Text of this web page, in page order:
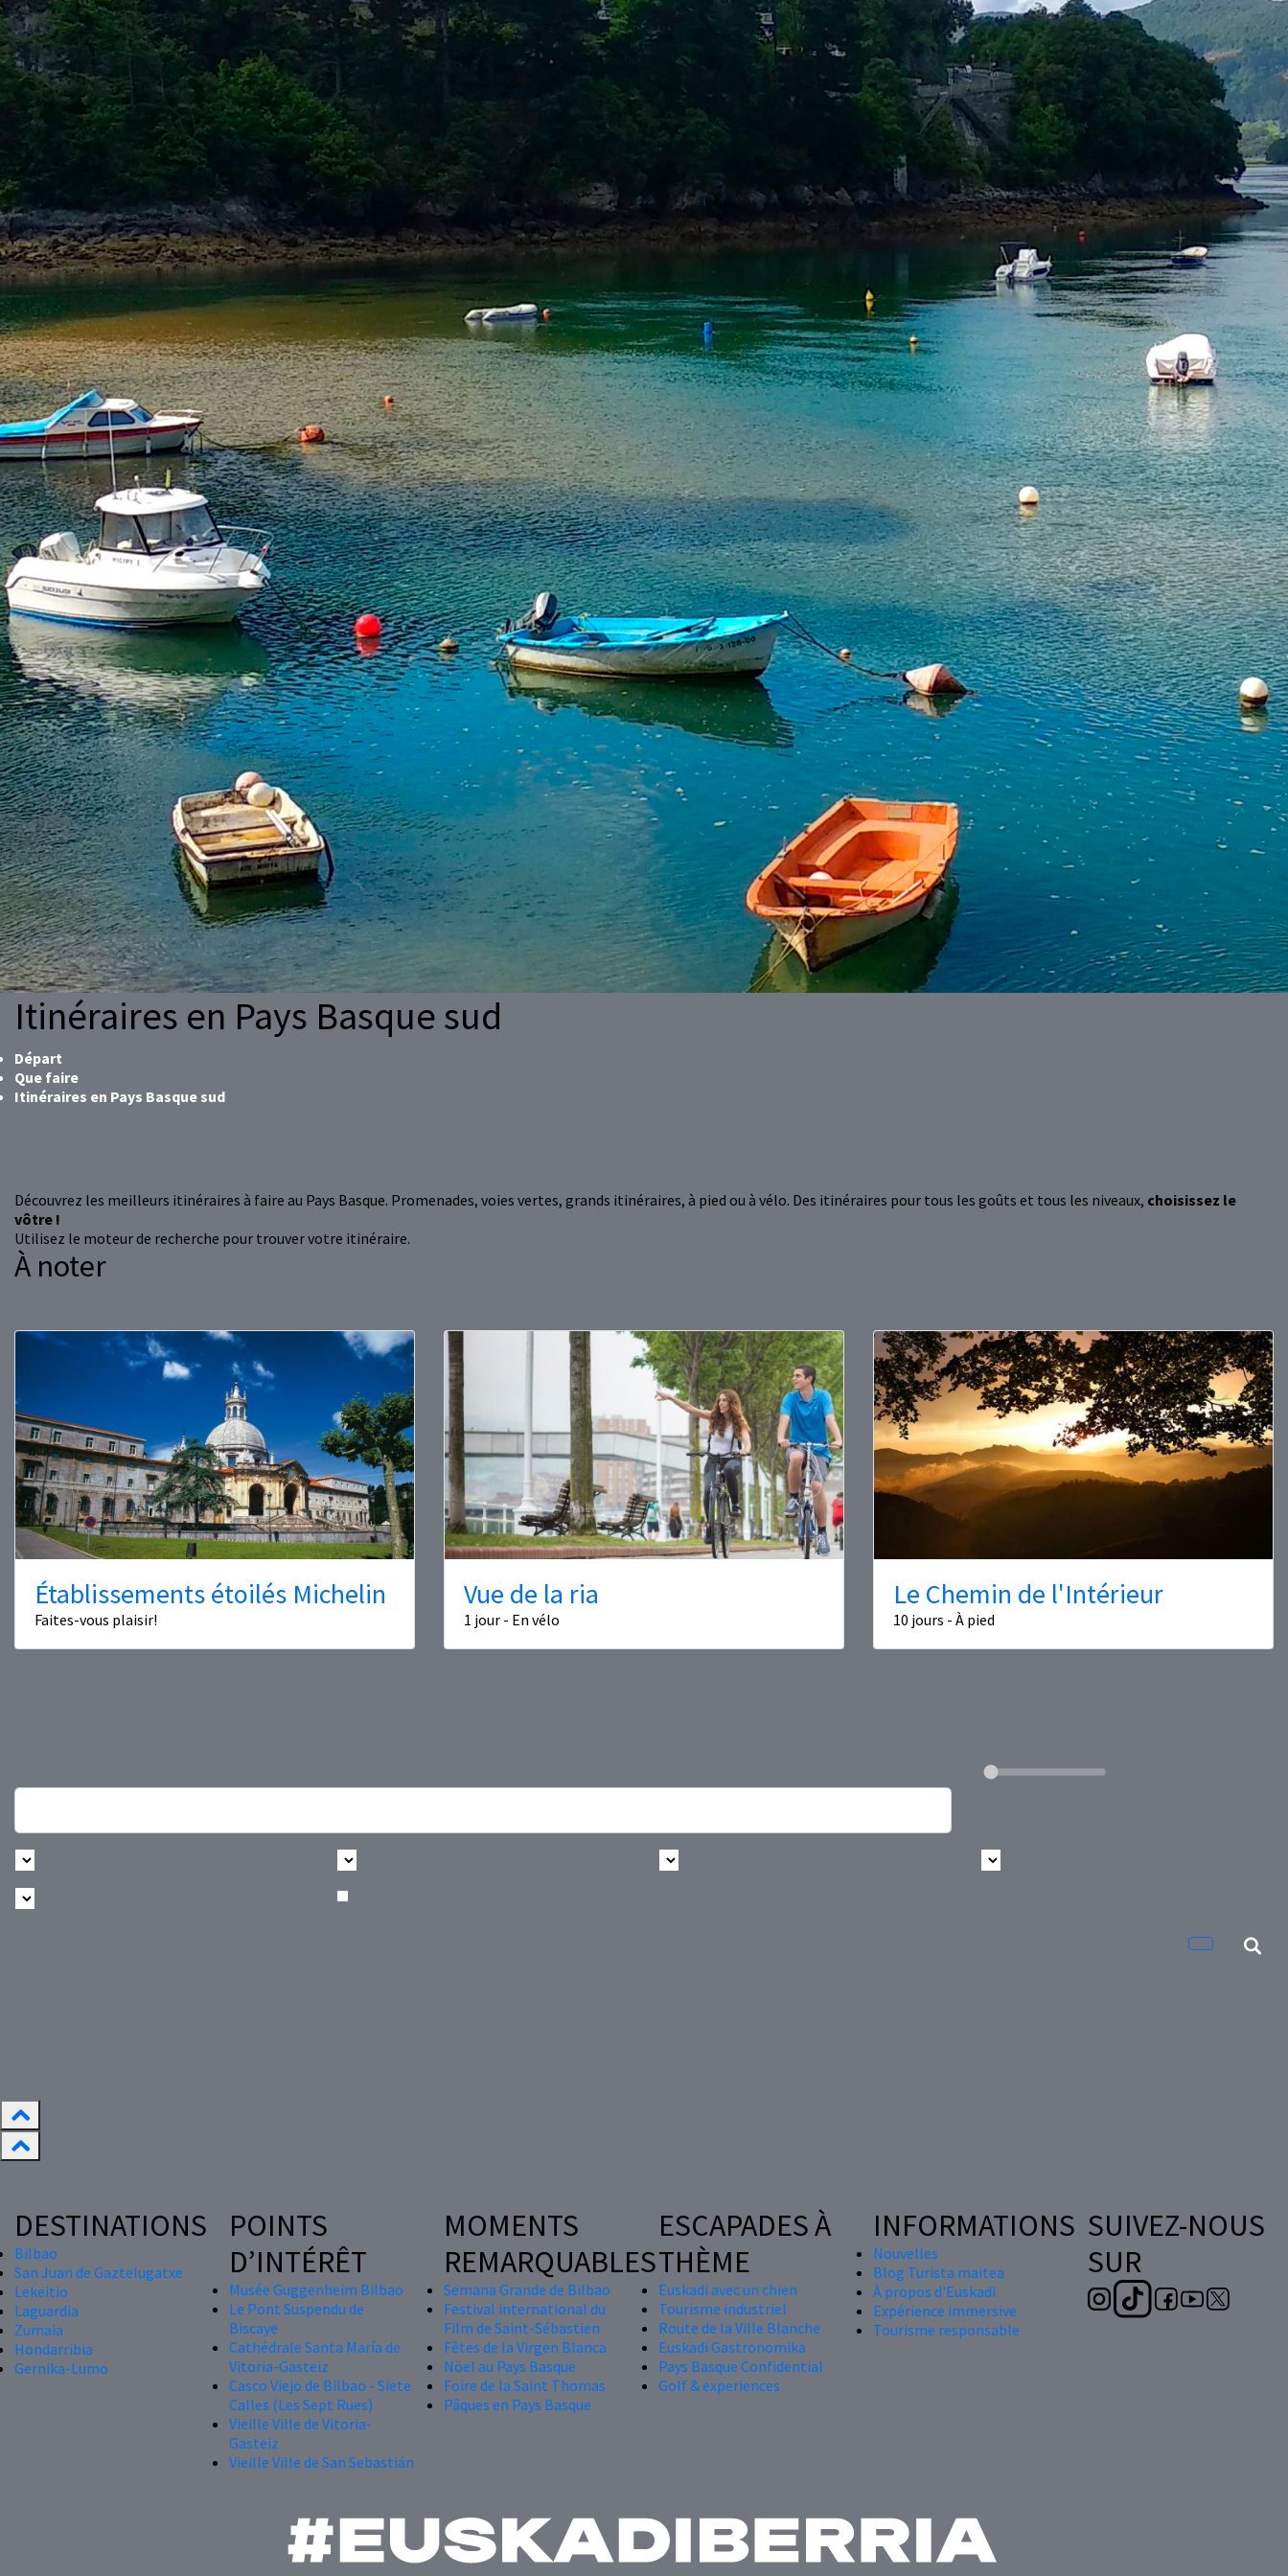
Itinéraires en Pays Basque sud
Départ
Que faire
Itinéraires en Pays Basque sud
Découvrez les meilleurs itinéraires à faire au Pays Basque. Promenades, voies vertes, grands itinéraires, à pied ou à vélo. Des itinéraires pour tous les goûts et tous les niveaux, choisissez le
vôtre !
Utilisez le moteur de recherche pour trouver votre itinéraire.
À noter
Établissements étoilés Michelin
Faites-vous plaisir!
Vue de la ria
1 jour - En vélo
Le Chemin de l'Intérieur
10 jours - À pied
DESTINATIONS
Bilbao
San Juan de Gaztelugatxe
Lekeitio
Laguardia
Zumaia
Hondarribia
Gernika-Lumo
POINTS
D’INTÉRÊT
Musée Guggenheim Bilbao
Le Pont Suspendu de
Biscaye
Cathédrale Santa María de
Vitoria-Gasteiz
Casco Viejo de Bilbao - Siete
Calles (Les Sept Rues)
Vieille Ville de Vitoria-
Gasteiz
Vieille Ville de San Sebastián
MOMENTS
REMARQUABLES
Semana Grande de Bilbao
Festival international du
Film de Saint-Sébastien
Fêtes de la Virgen Blanca
Nöel au Pays Basque
Foire de la Saint Thomas
Pâques en Pays Basque
ESCAPADES À
THÈME
Euskadi avec un chien
Tourisme industriel
Route de la Ville Blanche
Euskadi Gastronomika
Pays Basque Confidential
Golf & experiences
INFORMATIONS
Nouvelles
Blog Turista maitea
À propos d'Euskadi
Expérience immersive
Tourisme responsable
SUIVEZ-NOUS
SUR